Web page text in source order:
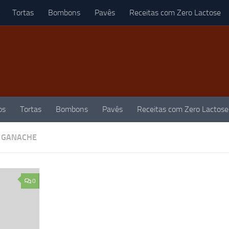
Tortas Bombons Pavês Receitas com Zero Lactose
Tortas Bombons Pavês Receitas com Zero Lactose
0